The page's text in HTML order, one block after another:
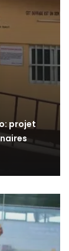
projet